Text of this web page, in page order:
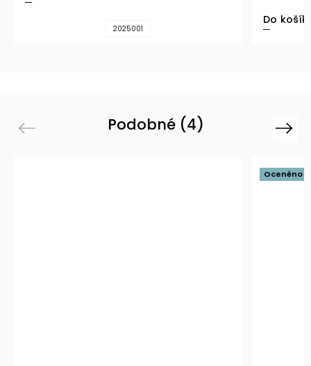
2025001
Do
Podobné (4)
Previous
Oceněno »
Next